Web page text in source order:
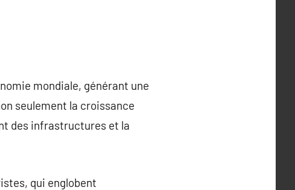
mondiale, générant une
seulement la croissance
des infrastructures et la
qui englobent